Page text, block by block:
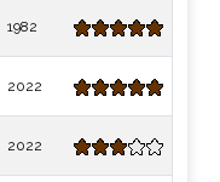
1982
2022
2022